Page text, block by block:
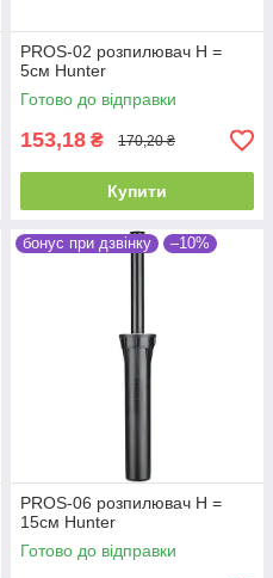
PROS-02 розпилювач Н =
5см Hunter
Готово до відправки
153,18 ₴ 170,20 ₴
Купити
бонус при дзвінку –10%
PROS-06 розпилювач Н =
15см Hunter
Готово до відправки